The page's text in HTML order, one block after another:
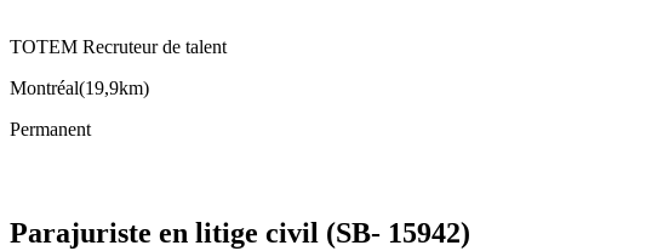
TOTEM Recruteur de talent
Montréal(19,9km)
Permanent
Parajuriste en litige civil (SB- 15942)